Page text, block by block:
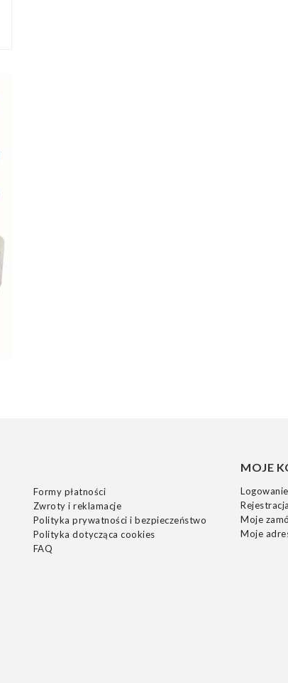
Formy płatności
Zwroty i reklamacje
Polityka prywatności i bezpieczeństwo
Polityka dotycząca cookies
FAQ
MOJE
Logowanie
Rejestracja
Moje
Moje